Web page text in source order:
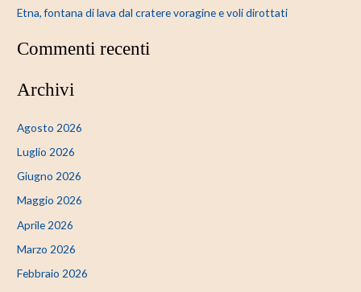
Etna, fontana di lava dal cratere voragine e voli dirottati
Commenti recenti
Archivi
Agosto 2026
Luglio 2026
Giugno 2026
Maggio 2026
Aprile 2026
Marzo 2026
Febbraio 2026